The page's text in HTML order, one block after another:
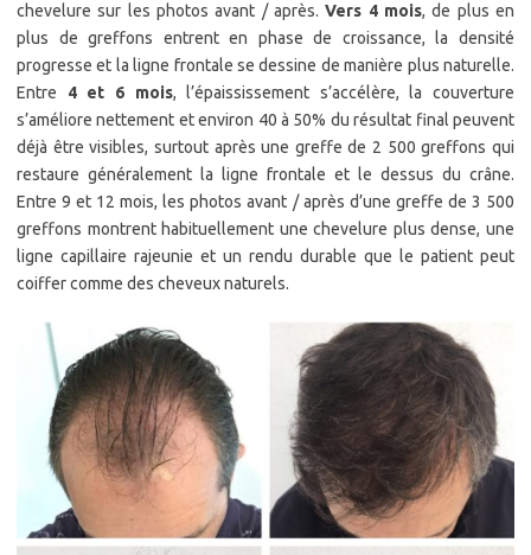
chevelure sur les photos avant / après.Vers 4 mois, de plus en
plus de greffons entrent en phase de croissance, la densité
progresse et la ligne frontale se dessine de manière plus naturelle.
Entre 4 et 6 mois, l’épaississement s’accélère, la couverture
s’améliore nettement et environ 40 à 50% du résultat final peuvent
déjà être visibles, surtout après une greffe de 2 500 greffons qui
restaure généralement la ligne frontale et le dessus du crâne.
Entre 9 et 12 mois, les photos avant / après d’une greffe de 3 500
greffons montrent habituellement une chevelure plus dense, une
ligne capillaire rajeunie et un rendu durable que le patient peut
coiffer comme des cheveux naturels.